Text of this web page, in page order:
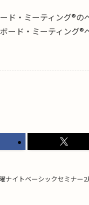
ド・ミーティング®の
ボード・ミーティング
ナイトベーシックセミナー2